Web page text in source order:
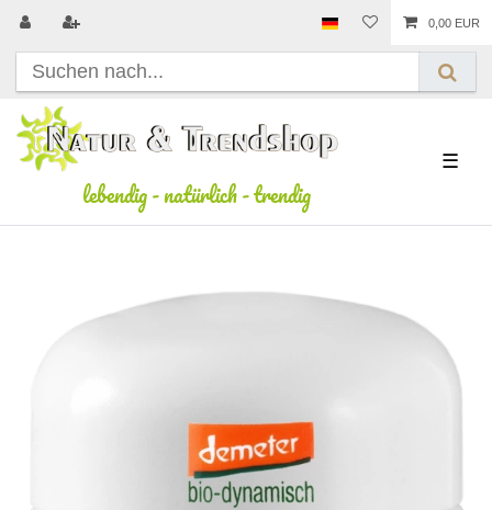
0,00 EUR
lebendig-natürlich-trendig
☰